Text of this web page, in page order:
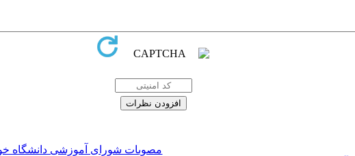
مصوبات شورای آموزشی دانشگاه